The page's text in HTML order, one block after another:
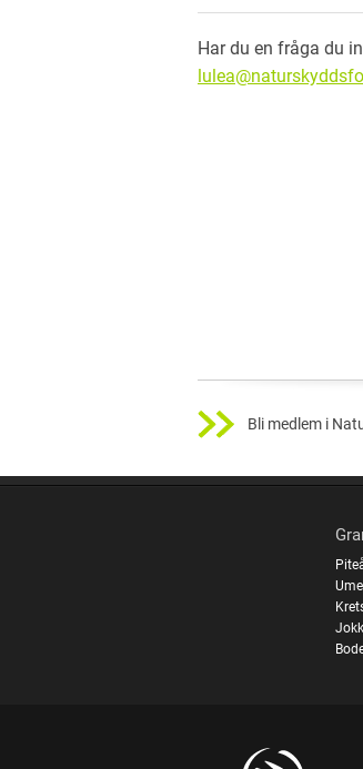
Har du en fråga du
Bli medlem i